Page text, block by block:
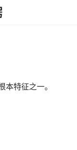
特征之一。